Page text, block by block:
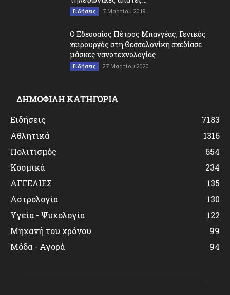
Ειδήσεις 7 Μαρτίου 2019
O Εδεσσαίος Πέτρος Μπαγγέας, Γενικός
χειρουργός στη Θεσσαλονίκη σχεδίασε
μάσκες νανοτεχνολογίας
Ειδήσεις 27 Μαρτίου 2020
ΔΗΜΟΦΙΛΗ ΚΑΤΗΓΟΡΙΑ
Ειδήσεις
7183
Αθλητικά
1316
Πολιτισμός
654
Κοσμικά
234
ΑΓΓΕΛΙΕΣ
135
Αστρολογία
130
Υγεία - Ψυχολογία
122
Μηχανή του χρόνου
99
Μόδα - Αγορά
94